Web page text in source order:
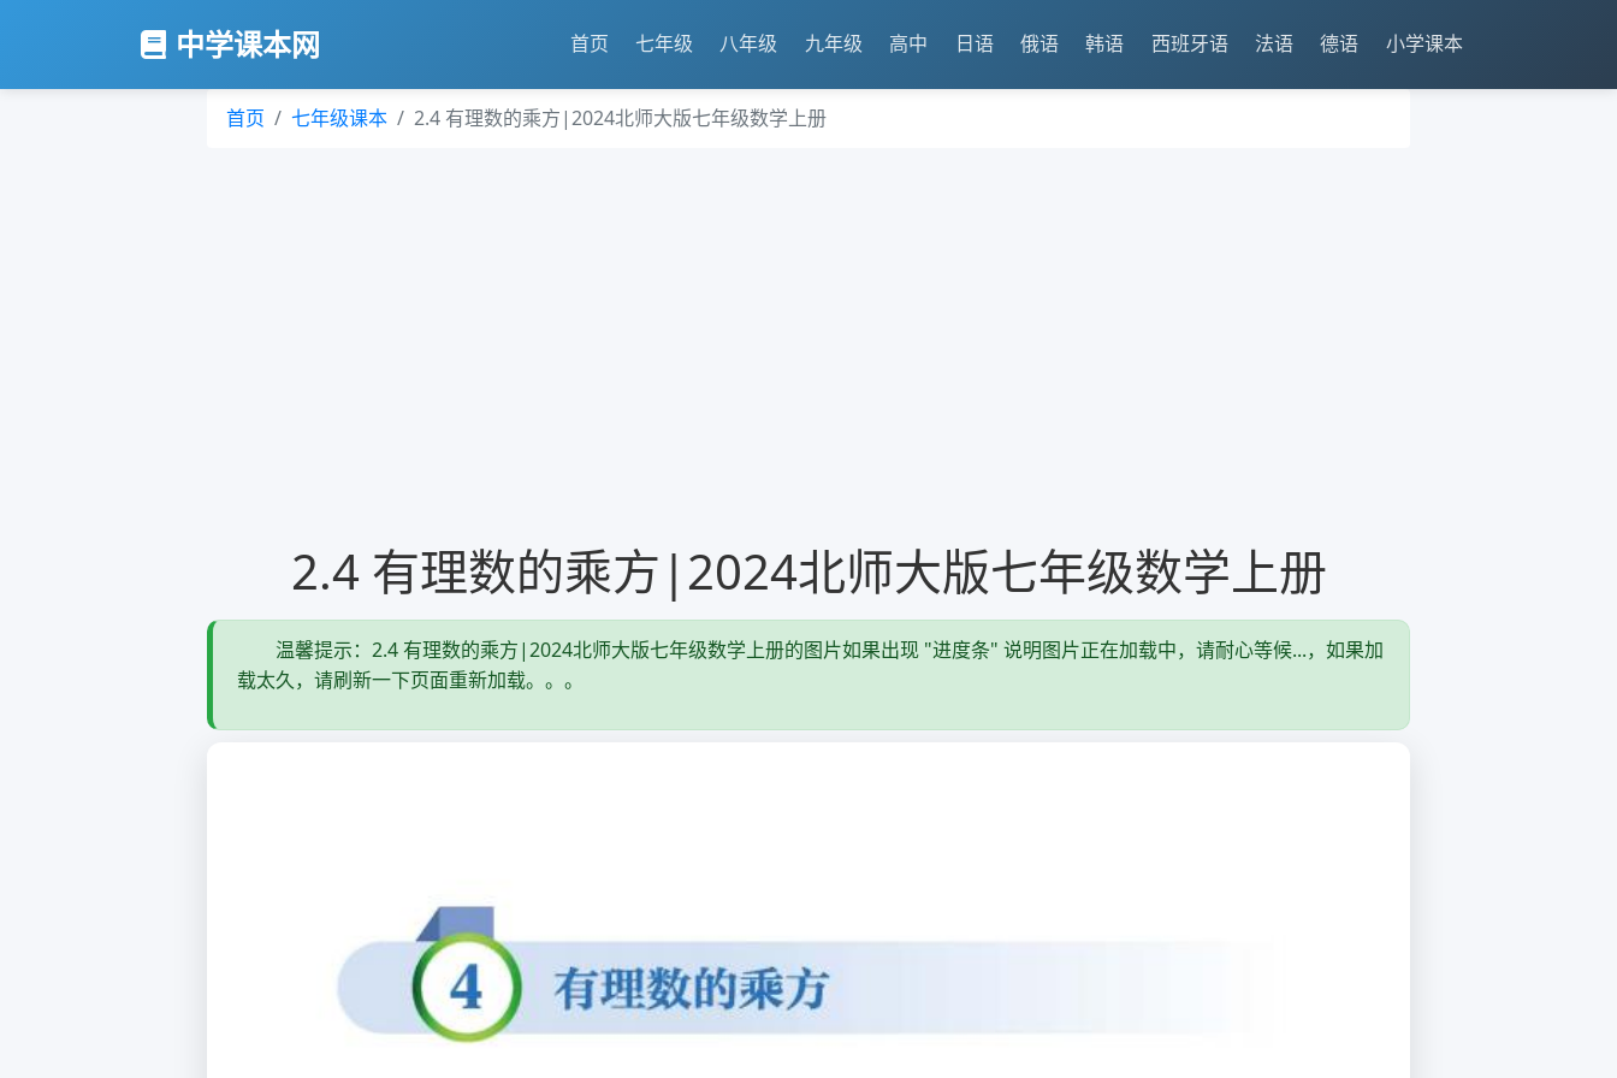
中学课本网 首页 七年级 八年级 九年级 高中 日语 俄语 韩语 西班牙语 法语 德语 小学课本
首页 七年级课本 2.4 有理数的乘方|2024北师大版七年级数学上册
2.4 有理数的乘方|2024北师大版七年级数学上册
温馨提示：2.4 有理数的乘方|2024北师大版七年级数学上册的图片如果出现 "进度条" 说明图片正在加载中，请耐心等候...，如果加
载太久，请刷新一下页面重新加载。。。